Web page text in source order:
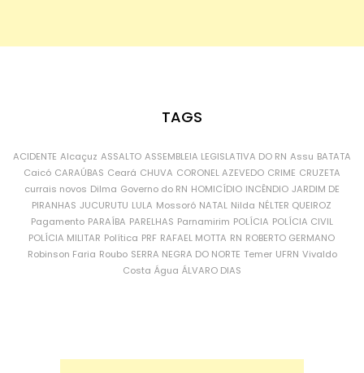
TAGS
ACIDENTE Alcaçuz ASSALTO ASSEMBLEIA LEGISLATIVA DO RN Assu BATATA
Caicó CARAÚBAS Ceará CHUVA CORONEL AZEVEDO CRIME CRUZETA
currais novos Dilma Governo do RN HOMICÍDIO INCÊNDIO JARDIM DE
PIRANHAS JUCURUTU LULA Mossoró NATAL Nilda NÉLTER QUEIROZ
Pagamento PARAÍBA PARELHAS Parnamirim POLÍCIA POLÍCIA CIVIL
POLÍCIA MILITAR Política PRF RAFAEL MOTTA RN ROBERTO GERMANO
Robinson Faria Roubo SERRA NEGRA DO NORTE Temer UFRN Vivaldo
Costa Água ÁLVARO DIAS